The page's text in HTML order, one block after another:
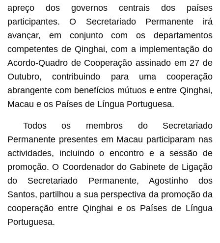
apreço dos governos centrais dos países
participantes. O Secretariado Permanente irá
avançar, em conjunto com os departamentos
competentes de Qinghai, com a implementação do
Acordo-Quadro de Cooperação assinado em 27 de
Outubro, contribuindo para uma cooperação
abrangente com benefícios mútuos e entre Qinghai,
Macau e os Países de Língua Portuguesa.
Todos os membros do Secretariado
Permanente presentes em Macau participaram nas
actividades, incluindo o encontro e a sessão de
promoção. O Coordenador do Gabinete de Ligação
do Secretariado Permanente, Agostinho dos
Santos, partilhou a sua perspectiva da promoção da
cooperação entre Qinghai e os Países de Língua
Portuguesa.